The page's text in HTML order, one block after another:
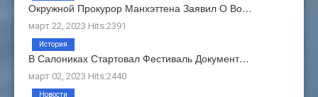
Окружной Прокурор Манхэттена Заявил О Во…
март 22, 2023 Hits:2391
В Салониках Стартовал Фестиваль Документ…
март 02, 2023 Hits:2440
История
Новости